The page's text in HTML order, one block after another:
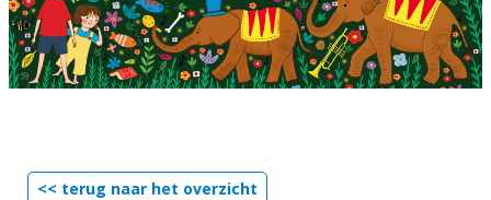
<< terug naar het overzicht